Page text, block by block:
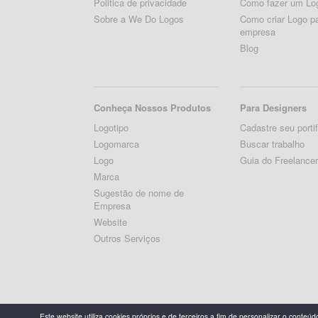
Sobre a We Do Logos
Como criar Logo
empresa
Blog
Conheça Nossos Produtos
Logotipo
Logomarca
Logo
Marca
Sugestão de nome de
Empresa
Website
Outros Serviços
Para Designers
Cadastre seu
Buscar trabalho
Guia do Freelancer